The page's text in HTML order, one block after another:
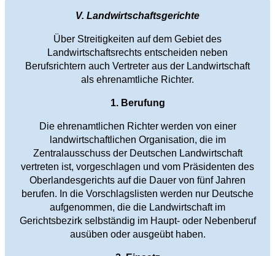
V. Landwirtschaftsgerichte
Über Streitigkeiten auf dem Gebiet des
Landwirtschaftsrechts entscheiden neben
Berufsrichtern auch Vertreter aus der Landwirtschaft
als ehrenamtliche Richter.
1. Berufung
Die ehrenamtlichen Richter werden von einer
landwirtschaftlichen Organisation, die im
Zentralausschuss der Deutschen Landwirtschaft
vertreten ist, vorgeschlagen und vom Präsidenten des
Oberlandesgerichts auf die Dauer von fünf Jahren
berufen. In die Vorschlagslisten werden nur Deutsche
aufgenommen, die die Landwirtschaft im
Gerichtsbezirk selbständig im Haupt- oder Nebenberuf
ausüben oder ausgeübt haben.